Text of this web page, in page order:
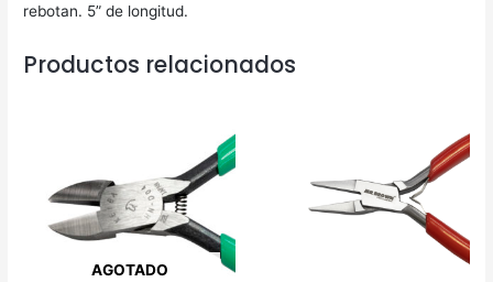
rebotan. 5” de longitud.
Productos relacionados
AGOTADO